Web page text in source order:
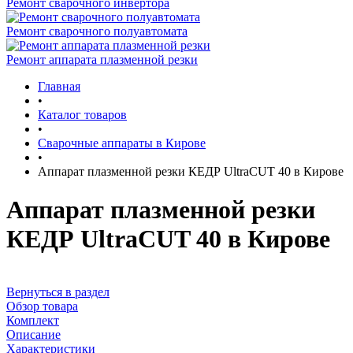
Ремонт сварочного инвертора
Ремонт сварочного полуавтомата
Ремонт аппарата плазменной резки
Главная
•
Каталог товаров
•
Сварочные аппараты в Кирове
•
Аппарат плазменной резки КЕДР UltraCUT 40 в Кирове
Аппарат плазменной резки
КЕДР UltraCUT 40 в Кирове
Вернуться в раздел
Обзор товара
Комплект
Описание
Характеристики